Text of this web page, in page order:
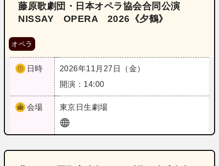
藤原歌劇団・日本オペラ協会合同公演
NISSAY OPERA 2026《夕鶴》
オペラ
日時
2026年11月27日（金）
開演：14:00
会場 東京 日生劇場